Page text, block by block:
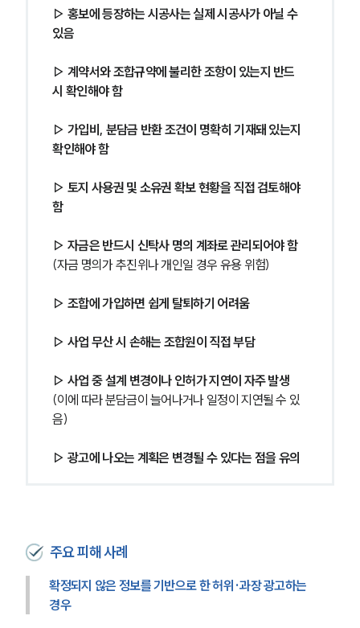
▷ 홍보에 등장하는 시공사는 실제 시공사가 아닐 수
있음
▷ 계약서와 조합규약에 불리한 조항이 있는지 반드
시 확인해야 함
▷ 가입비, 분담금 반환 조건이 명확히 기재돼 있는지
확인해야 함
▷ 토지 사용권 및 소유권 확보 현황을 직접 검토해야
함
▷ 자금은 반드시 신탁사 명의 계좌로 관리되어야 함
(자금 명의가 추진위나 개인일 경우 유용 위험)
▷ 조합에 가입하면 쉽게 탈퇴하기 어려움
▷ 사업 무산 시 손해는 조합원이 직접 부담
▷ 사업 중 설계 변경이나 인허가 지연이 자주 발생
(이에 따라 분담금이 늘어나거나 일정이 지연될 수 있
음)
▷ 광고에 나오는 계획은 변경될 수 있다는 점을 유의
주요 피해 사례
확정되지 않은 정보를 기반으로 한 허위·과장 광고하는
경우